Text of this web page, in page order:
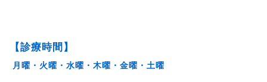
【診療時間】
月曜・火曜・水曜・木曜・金曜・土曜